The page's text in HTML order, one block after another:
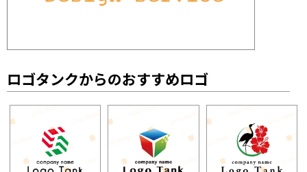
ロゴタンクからのおすすめロゴ